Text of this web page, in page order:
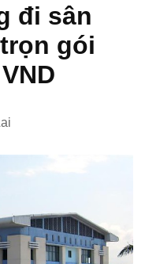
đi sân
gói